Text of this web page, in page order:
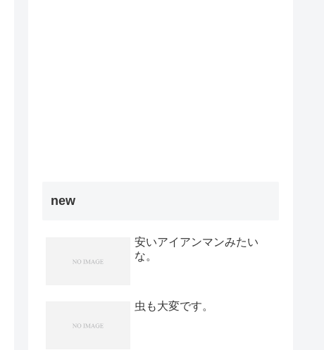
new
安いアイアンマンみたい
な。
虫も大変です。